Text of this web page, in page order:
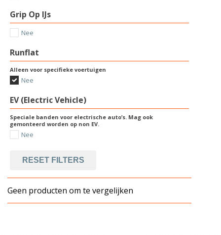
Grip Op IJs
Nee
Runflat
Alleen voor specifieke voertuigen
Nee
EV (Electric Vehicle)
Speciale banden voor electrische auto’s. Mag ook
gemonteerd worden op non EV.
Nee
RESET FILTERS
Geen producten om te vergelijken